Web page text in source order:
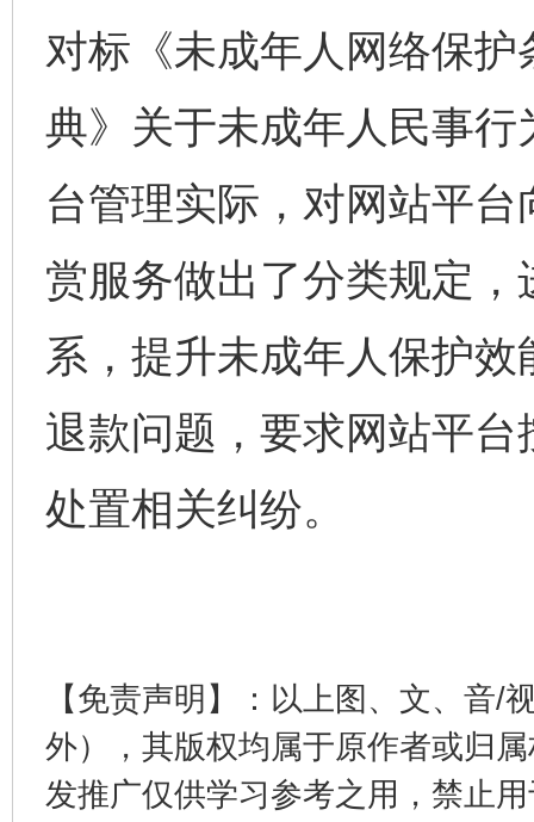
对标《未成年人网络保
典》关于未成年人民事
台管理实际，对网站平
赏服务做出了分类规定
系，提升未成年人保护
退款问题，要求网站平
处置相关纠纷。
【免责声明】：以上图、文、音/
外），其版权均属于原作者或归
发推广仅供学习参考之用，禁止
完善运行机制助力责任有效落实 一纸欠
东山县通报“牛蛙产品抗生素超标问题” 法